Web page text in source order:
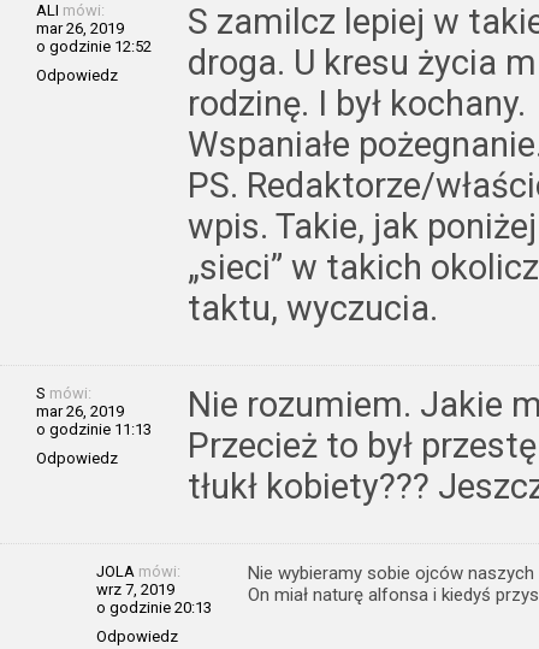
ALI mówi:
mar 26, 2019
o godzinie 12:52
Odpowiedz
S zamilcz lepiej w
droga. U kresu życia
rodzinę. I był kochany.
Wspaniałe
PS. Redaktorze/
wpis. Takie, jak
„sieci” w takich
taktu, wyczucia.
S mówi:
mar 26, 2019
o godzinie 11:13
Odpowiedz
Nie rozumiem. Jakie
Przecież to był
tłukł kobiety???
JOLA mówi:
wrz 7, 2019
o godzinie 20:13
Odpowiedz
Nie wybieramy sobie ojców naszych
On miał naturę alfonsa i kiedyś